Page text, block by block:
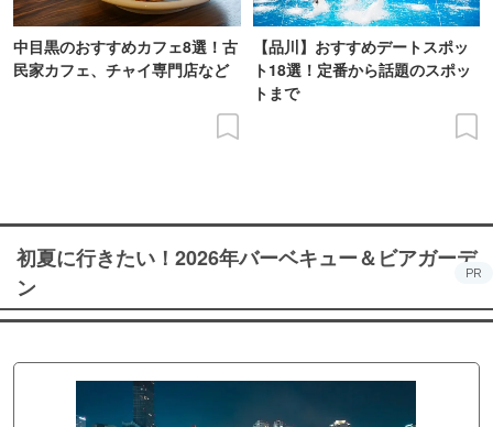
中目黒のおすすめカフェ8選！古
民家カフェ、チャイ専門店など
【品川】おすすめデートスポッ
ト18選！定番から話題のスポッ
トまで
初夏に行きたい！2026年バーベキュー＆ビアガーデ
ン
PR